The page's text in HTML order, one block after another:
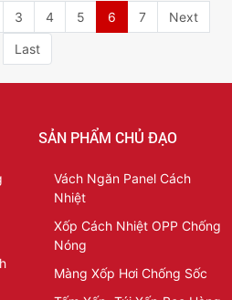
3 4 5 6 7 Next
Last
SẢN PHẨM CHỦ ĐẠO
Vách Ngăn Panel Cách
Nhiệt
Xốp Cách Nhiệt OPP Chống
Nóng
Màng Xốp Hơi Chống Sốc